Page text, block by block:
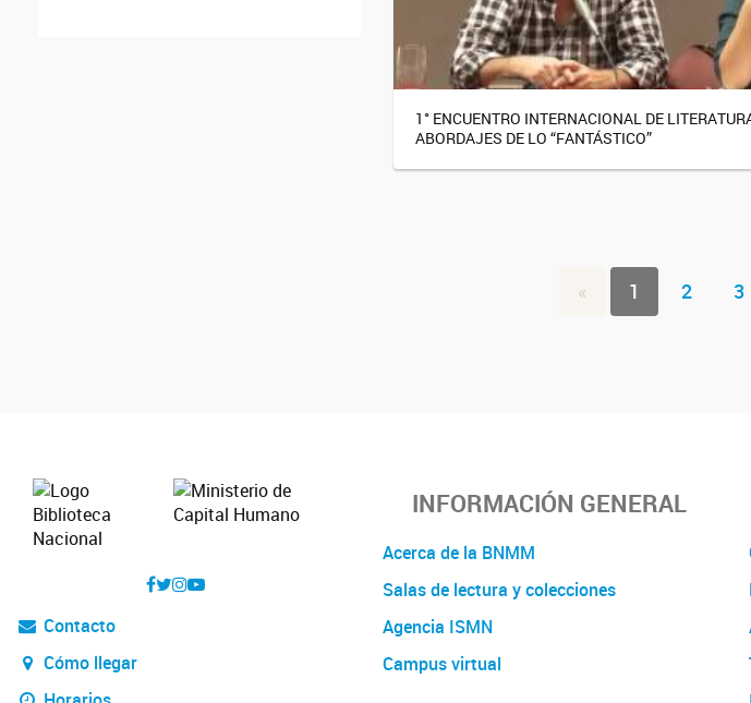
1° ENCUENTRO INTERNACIONAL DE
ABORDAJES DE LO “FANTÁSTICO”
« 1 2 3
Contacto
Cómo llegar
INFORMACIÓN GENERAL
Acerca de la BNMM
Salas de lectura y colecciones
Agencia ISMN
Campus virtual